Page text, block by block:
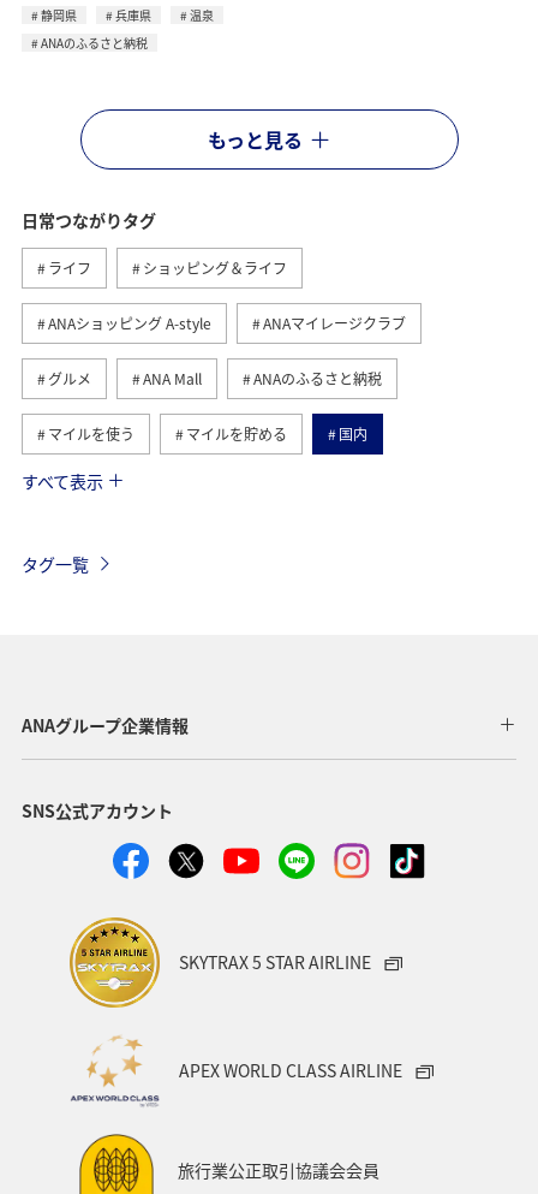
静岡県 兵庫県
温泉
ANAのふるさと納税
もっと見る
日常つながりタグ
ライフ ショッピング＆ライフ
ANAショッピング A-style ANAマイレージクラブ
グルメ ANA Mall ANAのふるさと納税
マイルを使う マイルを貯める 国内
トラベル
ダイヤモンドサービス 北海道 関東・甲信越地方
ANAカード 冬のふるさと納税
ヨーロッパ 海外 年末年始 ANAグルメマイル
日常生活でマイルを貯める（外出先でためる）
マイルの使い道
ANAのサービス
ANAでんき
お祭り・イベント
すべて表示
タグ一覧
ANAグループ企業情報
SNS公式アカウント
SKYTRAX 5 STAR AIRLINE
APEX WORLD CLASS AIRLINE
旅行業公正取引協議会会員